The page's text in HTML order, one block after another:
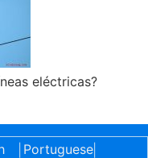
eléctricas?
Portuguese|